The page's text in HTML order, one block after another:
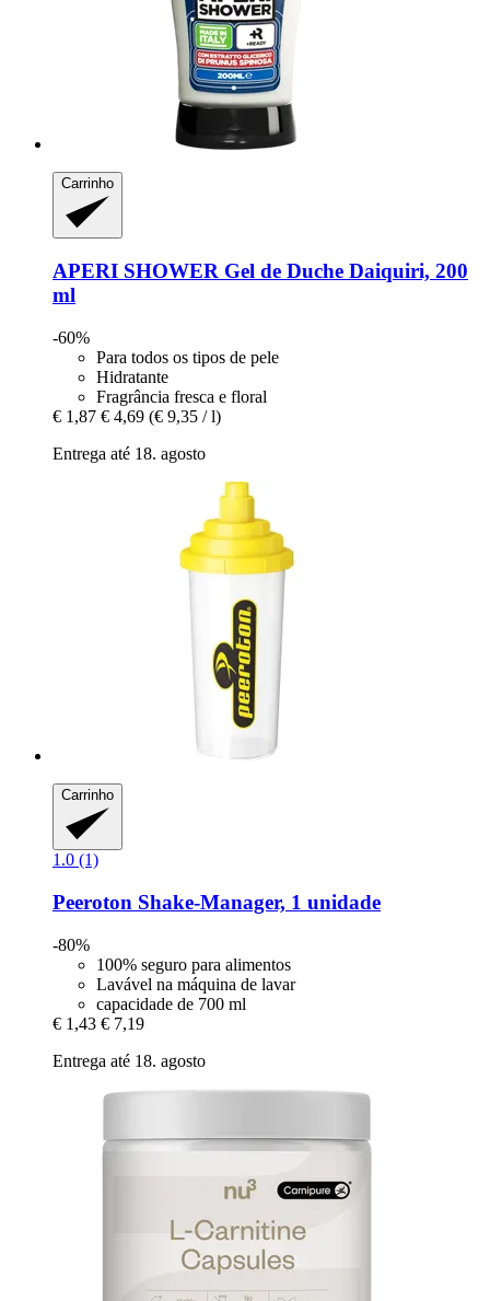
Carrinho
APERI SHOWER Gel de Duche Daiquiri, 200
ml
-60%
Para todos os tipos de pele
Hidratante
Fragrância fresca e floral
€ 1,87 € 4,69 (€ 9,35 / l)
Entrega até 18. agosto
Carrinho
1.0 (1)
Peeroton Shake-​Manager, 1 unidade
-80%
100% seguro para alimentos
Lavável na máquina de lavar
capacidade de 700 ml
€ 1,43 € 7,19
Entrega até 18. agosto